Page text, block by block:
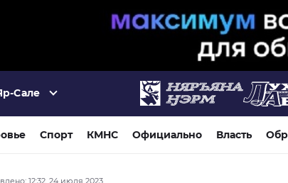
Сале
Спорт КМНС Официально Власть
12:32, 24 июля 2023